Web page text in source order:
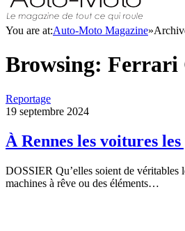
You are at:Auto-Moto Magazine»
Browsing: Ferrari
Reportage
19 septembre 2024
À Rennes les voitures
DOSSIER Qu’elles soient de véritables
machines à rêve ou des éléments…